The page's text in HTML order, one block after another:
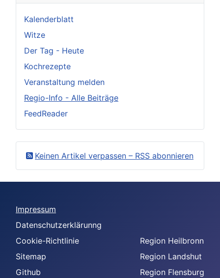
Kalenderblatt
Witze
Der Tag - Heute
Kochrezepte
Veranstaltung melden
Regio-Info - Alle Beiträge
FeedReader
Keinen Artikel verpassen – RSS abonnieren
Impressum
Datenschutzerklärunng
Cookie-Richtlinie
Sitemap
Github
Region Heilbronn
Region Landshut
Region Flensburg